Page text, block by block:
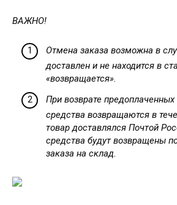
ВАЖНО!
Отмена заказа возможна в
доставлен и не находится в
«возвращается».
При возврате
средства возвращаются в
товар доставлялся Почтой
средства будут возвращены
заказа на склад.